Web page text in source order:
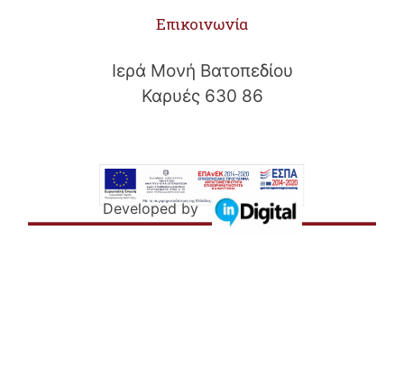
Επικοινωνία
Ιερά Μονή Βατοπεδίου
Καρυές 630 86
Developed by